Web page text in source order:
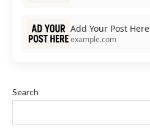
Add Your Post Here
example.com
Search